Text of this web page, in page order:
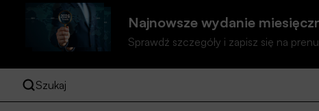
Najnowsze wydanie
Sprawdź szczegóły i zapisz się na
Szukaj